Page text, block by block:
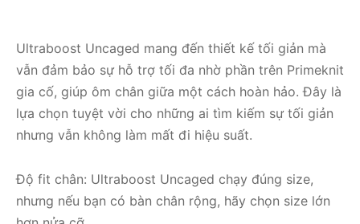
Ultraboost Uncaged mang đến thiết kế tối giản mà
vẫn đảm bảo sự hỗ trợ tối đa nhờ phần trên Primeknit
gia cố, giúp ôm chân giữa một cách hoàn hảo. Đây là
lựa chọn tuyệt vời cho những ai tìm kiếm sự tối giản
nhưng vẫn không làm mất đi hiệu suất.
Độ fit chân: Ultraboost Uncaged chạy đúng size,
nhưng nếu bạn có bàn chân rộng, hãy chọn size lớn